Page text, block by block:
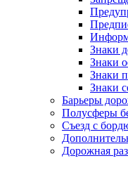
Знаки
Знаки
Знаки
Знаки
Барьеры
Полусферы
Съезд с
Дорожная